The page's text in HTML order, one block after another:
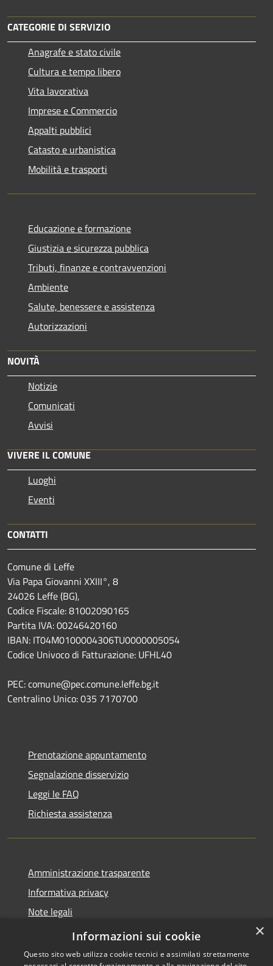
CATEGORIE DI SERVIZIO
Anagrafe e stato civile
Cultura e tempo libero
Vita lavorativa
Imprese e Commercio
Appalti pubblici
Catasto e urbanistica
Mobilità e trasporti
Educazione e formazione
Giustizia e sicurezza pubblica
Tributi, finanze e contravvenzioni
Ambiente
Salute, benessere e assistenza
Autorizzazioni
NOVITÀ
Notizie
Comunicati
Avvisi
VIVERE IL COMUNE
Luoghi
Eventi
CONTATTI
Comune di Leffe
Via Papa Giovanni XXIII°, 8
24026 Leffe (BG),
Codice Fiscale: 81002090165
Partita IVA: 00246420160
IBAN: IT04M0100004306TU0000005054
Codice Univoco di Fatturazione: UFHL40
PEC: comune@pec.comune.leffe.bg.it
Centralino Unico: 035 7170700
Prenotazione appuntamento
Segnalazione disservizio
Leggi le FAQ
Richiesta assistenza
Amministrazione trasparente
Informativa privacy
Note legali
Dichiarazione di accessibilità
×
Informazioni sui cookie
Questo sito web utilizza cookie tecnici e assimilati strettamente